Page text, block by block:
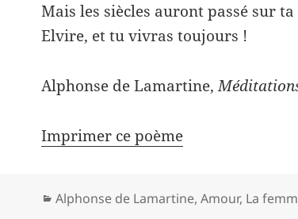
Mais les siècles auront passé sur
Elvire, et tu vivras toujours !
Alphonse de Lamartine,
Imprimer ce poème
Catégories
Alphonse de Lamartine,Amour, La